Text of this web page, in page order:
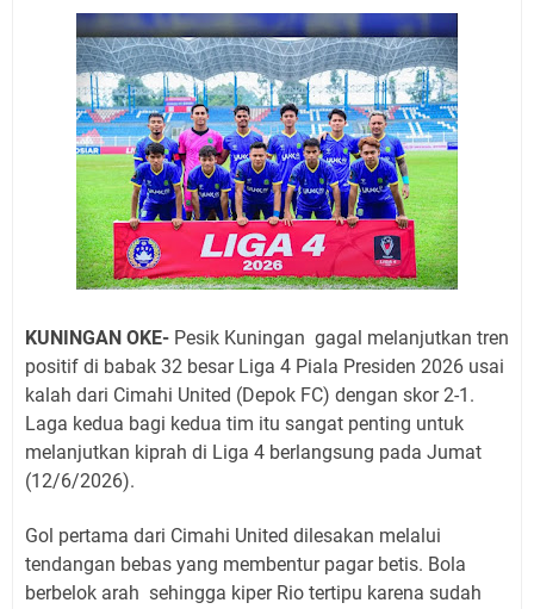
Rabu 5 Agustus 2026 Mobil SIM Keliling Kuningan Ada
di Sini!
Embun Pagi Rabu 5 Agustus 2026: Tidak Perlu Iri, Kita
Punya Takdir Masing-masing, Hidup yang Terlihat
Mewah, Belum Tentu Indah
Merdeka dari Hawa Nafsu: Korupsi, Judi, dan Maksiat
Agenda Kegiatan Bupati Kuningan Kamis 6 Agustus
2026 Ada Tiga Acara
KUNINGAN OKE- Pesik Kuningan gagal melanjutkan tren
positif di babak 32 besar Liga 4 Piala Presiden 2026 usai
kalah dari Cimahi United (Depok FC) dengan skor 2-1.
Laga kedua bagi kedua tim itu sangat penting untuk
melanjutkan kiprah di Liga 4 berlangsung pada Jumat
(12/6/2026).
Gol pertama dari Cimahi United dilesakan melalui
tendangan bebas yang membentur pagar betis. Bola
berbelok arah sehingga kiper Rio tertipu karena sudah